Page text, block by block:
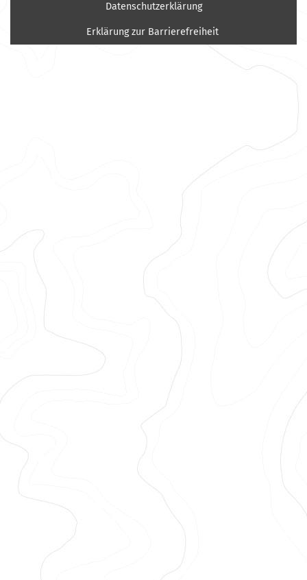
Datenschutzerklärung
Erklärung zur Barrierefreiheit